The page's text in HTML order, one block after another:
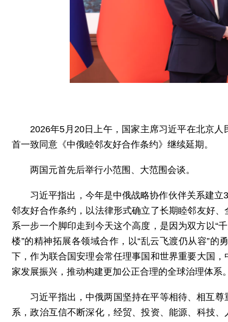
2026年5月20日上午，国家主席习近平在北京
首一致同意《中俄睦邻友好合作条约》继续延期。
两国元首先后举行小范围、大范围会谈。
习近平指出，今年是中俄战略协作伙伴关系建
邻友好合作条约，以法律形式确立了长期睦邻友好
系一步一个脚印走到今天这个高度，是因为双方以“
楼”的精神拓展各领域合作，以“乱云飞渡仍从容”
下，作为联合国安理会常任理事国和世界重要大国
家发展振兴，推动构建更加公正合理的全球治理体系
习近平指出，中俄两国坚持在平等相待、相互
系，政治互信不断深化，经贸、投资、能源、科技